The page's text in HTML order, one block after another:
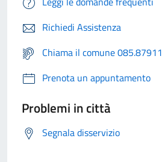
Richiedi Assistenza
Chiama il comune 085.87911
Prenota un appuntamento
Problemi in città
Segnala disservizio